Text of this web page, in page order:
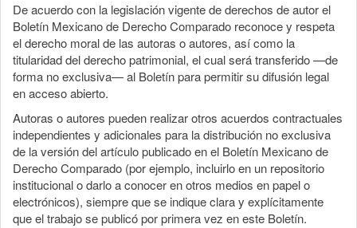
De acuerdo con la legislación vigente de derechos de autor el
Boletín Mexicano de Derecho Comparado reconoce y respeta
el derecho moral de las autoras o autores, así como la
titularidad del derecho patrimonial, el cual será transferido —de
forma no exclusiva— al Boletín para permitir su difusión legal
en acceso abierto.
Autoras o autores pueden realizar otros acuerdos contractuales
independientes y adicionales para la distribución no exclusiva
de la versión del artículo publicado en el Boletín Mexicano de
Derecho Comparado (por ejemplo, incluirlo en un repositorio
institucional o darlo a conocer en otros medios en papel o
electrónicos), siempre que se indique clara y explícitamente
que el trabajo se publicó por primera vez en este Boletín.